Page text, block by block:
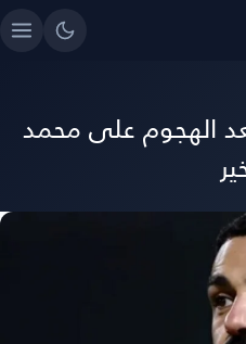
الهجوم على محمد